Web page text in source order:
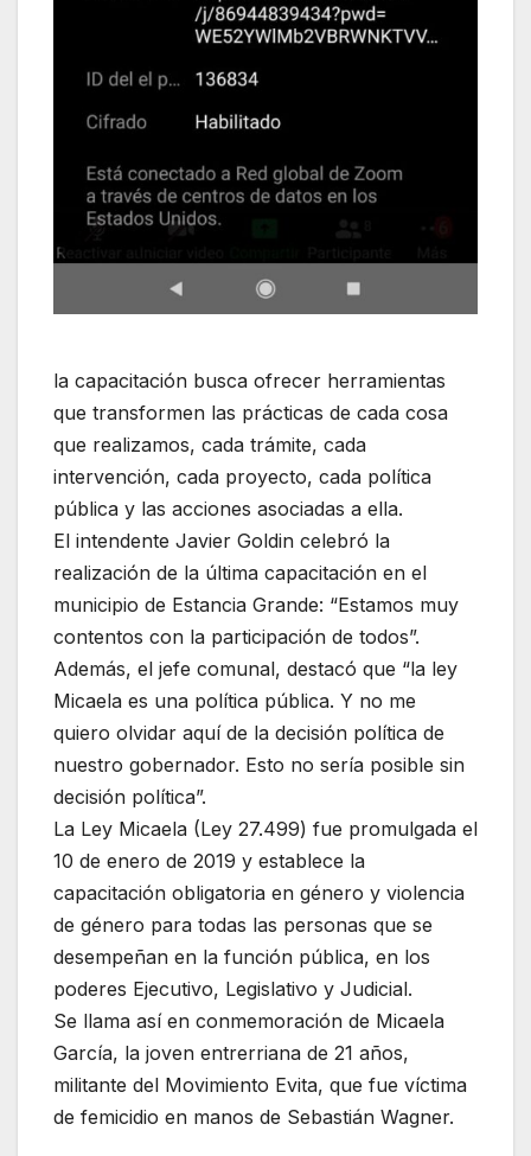
la capacitación busca ofrecer herramientas
que transformen las prácticas de cada cosa
que realizamos, cada trámite, cada
intervención, cada proyecto, cada política
pública y las acciones asociadas a ella.
El intendente Javier Goldin celebró la
realización de la última capacitación en el
municipio de Estancia Grande: “Estamos muy
contentos con la participación de todos”.
Además, el jefe comunal, destacó que “la ley
Micaela es una política pública. Y no me
quiero olvidar aquí de la decisión política de
nuestro gobernador. Esto no sería posible sin
decisión política”.
La Ley Micaela (Ley 27.499) fue promulgada el
10 de enero de 2019 y establece la
capacitación obligatoria en género y violencia
de género para todas las personas que se
desempeñan en la función pública, en los
poderes Ejecutivo, Legislativo y Judicial.
Se llama así en conmemoración de Micaela
García, la joven entrerriana de 21 años,
militante del Movimiento Evita, que fue víctima
de femicidio en manos de Sebastián Wagner.